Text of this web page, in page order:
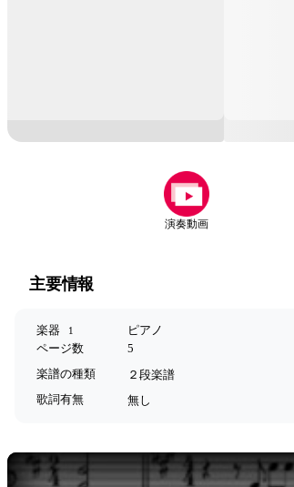
演奏動画
主要情報
楽器 1
ピアノ
ページ数
5
楽譜の種類
２段楽譜
歌詞有無
無し